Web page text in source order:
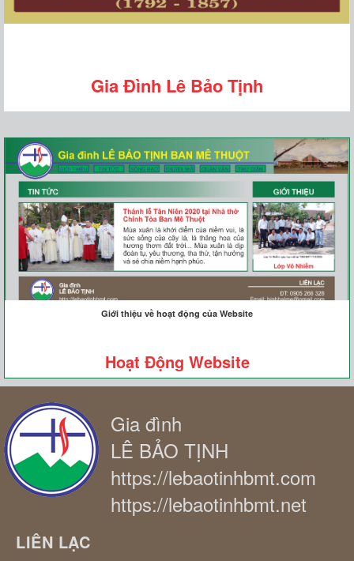
Gia Đình Lê Bảo Tịnh
Giới thiệu về hoạt động của Website
Hoạt Động Website
Gia đình
LÊ BẢO TỊNH
https://lebaotinhbmt.com
https://lebaotinhbmt.net
LIÊN LẠC